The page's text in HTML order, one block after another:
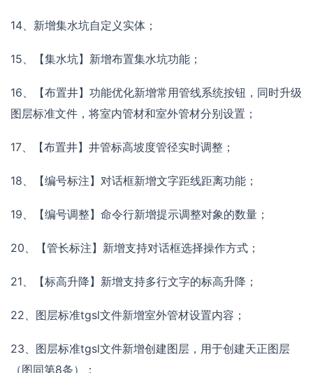
14、新增集水坑自定义实体；
15、【集水坑】新增布置集水坑功能；
16、【布置井】功能优化新增常用管线系统按钮，同时升级
图层标准文件，将室内管材和室外管材分别设置；
17、【布置井】井管标高坡度管径实时调整；
18、【编号标注】对话框新增文字距线距离功能；
19、【编号调整】命令行新增提示调整对象的数量；
20、【管长标注】新增支持对话框选择操作方式；
21、【标高升降】新增支持多行文字的标高升降；
22、图层标准tgsl文件新增室外管材设置内容；
23、图层标准tgsl文件新增创建图层，用于创建天正图层
（图同第8条）；